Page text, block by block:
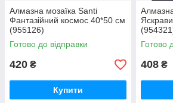
Алмазна мозаїка Santi
Фантазійний космос 40*50 см
(955126)
Готово до відправки
420 ₴
Купити
Готово
408 ₴